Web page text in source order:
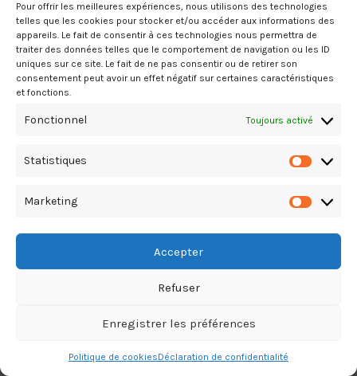
Pour offrir les meilleures expériences, nous utilisons des technologies
telles que les cookies pour stocker et/ou accéder aux informations des
appareils. Le fait de consentir à ces technologies nous permettra de
traiter des données telles que le comportement de navigation ou les ID
uniques sur ce site. Le fait de ne pas consentir ou de retirer son
consentement peut avoir un effet négatif sur certaines caractéristiques
et fonctions.
Fonctionnel Toujours activé
Statistiques
Marketing
Accepter
Refuser
Enregistrer les préférences
Politique de cookiesDéclaration de confidentialité